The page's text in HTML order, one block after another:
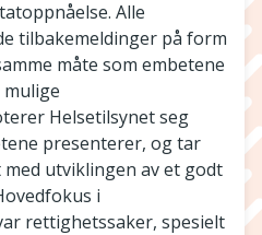
Alle
tilbakemeldinger på form
måte som embetene
Helsetilsynet seg
presenterer, og tar
utviklingen av et godt
i
rettighetssaker, spesielt